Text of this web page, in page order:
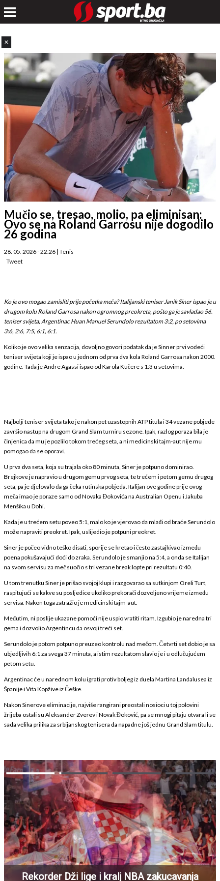
✕
Mučio se, tresao, molio, pa eliminisan:
Ovo se na Roland Garrosu nije dogodilo
26 godina
28. 05. 2026 - 22:26 | Tenis
Tweet
Ko je ovo mogao zamisliti prije početka meča? Italijanski teniser Janik Siner ispao je u
drugom kolu Roland Garrosa nakon ogromnog preokreta, pošto ga je savladao 56.
teniser svijeta, Argentinac Huan Manuel Serundolo rezultatom 3:2, po setovima
3:6, 2:6, 7:5, 6:1, 6:1.
Koliko je ovo velika senzacija, dovoljno govori podatak da je Sinner prvi vodeći
teniser svijeta koji je ispao u jednom od prva dva kola Roland Garrosa nakon 2000.
godine. Tada je Andre Agassi ispao od Karola Kučere s 1:3 u setovima.
Najbolji teniser svijeta tako je nakon pet uzastopnih ATP titula i 34 vezane pobjede
završio nastup na drugom Grand Slam turniru sezone. Ipak, razlog poraza bila je
činjenica da mu je pozlilo tokom trećeg seta, a ni medicinski tajm-aut nije mu
pomogao da se oporavi.
U prva dva seta, koja su trajala oko 80 minuta, Siner je potpuno dominirao.
Brejkove je napravio u drugom gemu prvog seta, te trećem i petom gemu drugog
seta, pa je djelovalo da ga čeka rutinska pobjeda. Italijan ove godine prije ovog
meča imao je poraze samo od Novaka Đokovića na Australian Openu i Jakuba
Menšika u Dohi.
Kada je u trećem setu poveo 5:1, malo ko je vjerovao da mlađi od braće Serundolo
može napraviti preokret. Ipak, uslijedio je potpuni preokret.
Siner je počeo vidno teško disati, sporije se kretao i često zastajkivao između
poena pokušavajući doći do zraka. Serundolo je smanjio na 5:4, a onda se Italijan
na svom servisu za meč suočio s tri vezane break lopte pri rezultatu 0:40.
U tom trenutku Siner je prišao svojoj klupi i razgovarao sa sutkinjom Oreli Turt,
raspitujući se kakve su posljedice ukoliko prekorači dozvoljeno vrijeme između
servisa. Nakon toga zatražio je medicinski tajm-aut.
Međutim, ni poslije ukazane pomoći nije uspio vratiti ritam. Izgubio je naredna tri
gema i dozvolio Argentincu da osvoji treći set.
Serundolo je potom potpuno preuzeo kontrolu nad mečom. Četvrti set dobio je sa
ubjedljivih 6:1 za svega 37 minuta, a istim rezultatom slavio je i u odlučujućem
petom setu.
Argentinac će u narednom kolu igrati protiv boljeg iz duela Martina Landalusea iz
Španije i Vita Kopžive iz Češke.
Nakon Sinerove eliminacije, najviše rangirani preostali nosioci u toj polovini
žrijeba ostali su Aleksander Zverev i Novak Đoković, pa se mnogi pitaju otvara li se
sada velika prilika za srbijanskog tenisera da napadne još jednu Grand Slam titulu.
Rekorder Dži lige i kralj NBA zakucavanja